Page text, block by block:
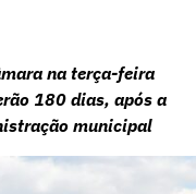
na terça-feira
180 dias, após a
municipal